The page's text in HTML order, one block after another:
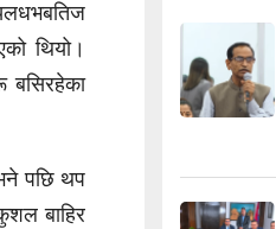
थियो।
बसिरहेका
पछि थप
बाहिर